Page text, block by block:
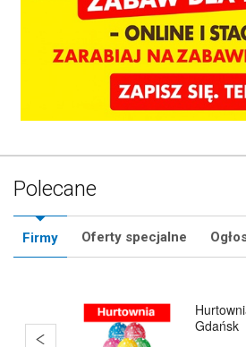
Polecane
Firmy Oferty specjalne